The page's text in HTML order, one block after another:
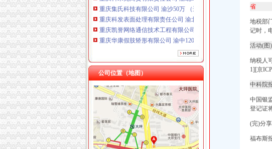
重庆科发表面处理有限责任公司 渝北800万 （进出口权）
重庆凯誉网络通信技术工程有限公司渝中分公司 （工商注册）
重庆华康假肢矫形有限公司 渝中120万 （增资）
重庆佳技维科技发展有限公司 渝南100万 （进出口权）
重庆福安药业集团凯斯特医药有限公司 渝新100万 （进出口权）
重庆鸽牌电线电缆有限公司 渝北10010万 (进出口权)
重庆海谛升进出口贸易有限公司 渝北100万 （进出口权）
重庆奕欣锦诚商贸有限公司 渝九50万 （工商注册）
重庆伟尚科技发展有限公司 渝高100万 （工商注册）
重庆科米克商贸有限责任公司 渝北50万 （工商注册）
重庆集氏科技有限公司 渝沙50万 （进出口权）
重庆科发表面处理有限责任公司 渝北800万 （进出口权）
重庆凯誉网络通信技术工程有限公司渝中分公司 （工商注册）
重庆华康假肢矫形有限公司 渝中120万 （增资）
公司位置（地图）
重庆办税务登记证
提供武汉市工商注册年检变更注销税务报到代理记账_武汉工商注
专业工商注册税务申报年审变更_拉萨工商注册_拉萨列表网
个体想办税务登记证-部门答复仪征论坛
省
地税部
记时，
活动(图
纳税人
1][京
中科院
中国银
登记证
(完)分
福布斯